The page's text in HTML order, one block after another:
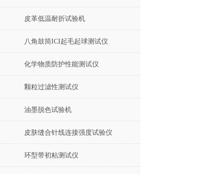
皮革低温耐折试验机
八角鼓筒ICI起毛起球测试仪
化学物质防护性能测试仪
颗粒过滤性测试仪
油墨脱色试验机
皮肤缝合针线连接强度试验仪
环型带初粘测试仪